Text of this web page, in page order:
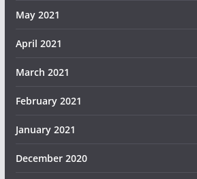
May 2021
April 2021
March 2021
February 2021
January 2021
December 2020